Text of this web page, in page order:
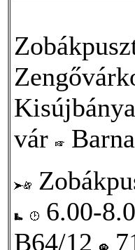
Kisújbánya
vár
6.00-
B64/12